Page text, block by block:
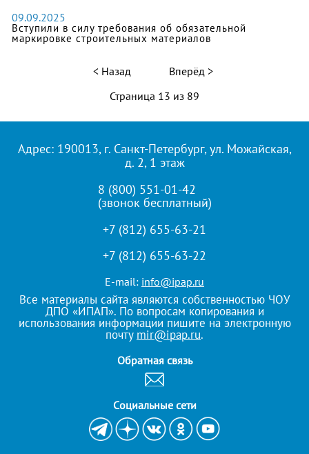
09.09.2025
Вступили в силу требования об обязательной
маркировке строительных материалов
Назад
Вперёд
Страница 13 из 89
Адрес: 190013, г. Санкт-Петербург, ул. Можайская,
д. 2, 1 этаж
8 (800) 551-01-42
(звонок бесплатный)
+7 (812) 655-63-21
+7 (812) 655-63-22
E-mail: info@ipap.ru
Все материалы сайта являются собственностью ЧОУ
ДПО «ИПАП». По вопросам копирования и
использования информации пишите на электронную
почту mir@ipap.ru.
Обратная связь
Cоциальные сети